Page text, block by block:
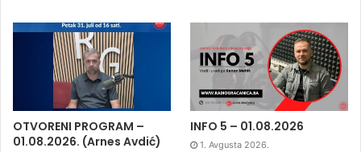
OTVORENI PROGRAM –
01.08.2026. (Arnes Avdić)
INFO 5 – 01.08.2026
1. Avgusta 2026.